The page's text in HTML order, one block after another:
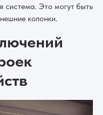
система. Это могут быть
колонки.